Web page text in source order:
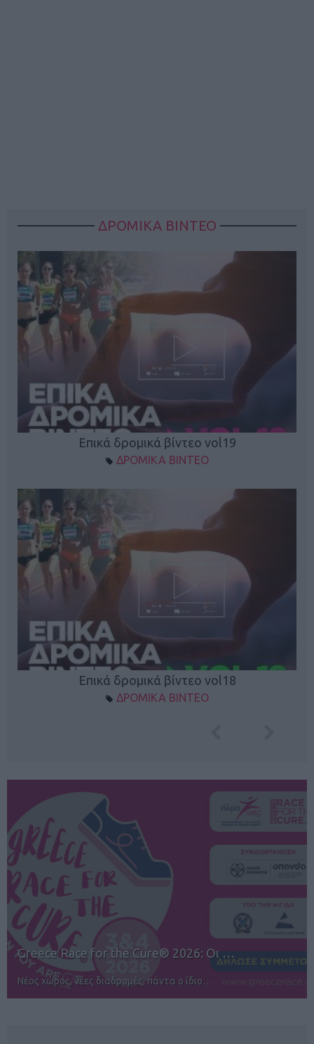
ΔΡΟΜΙΚΑ ΒΙΝΤΕΟ
Επικά δρομικά βίντεο vol19
ΔΡΟΜΙΚΑ ΒΙΝΤΕΟ
Επικά δρομικά βίντεο vol18
ΔΡΟΜΙΚΑ ΒΙΝΤΕΟ
12ος TUI Rhodes Marathon: Άνοιγμα ε…
Αγώνες για όλους στην Ρόδο